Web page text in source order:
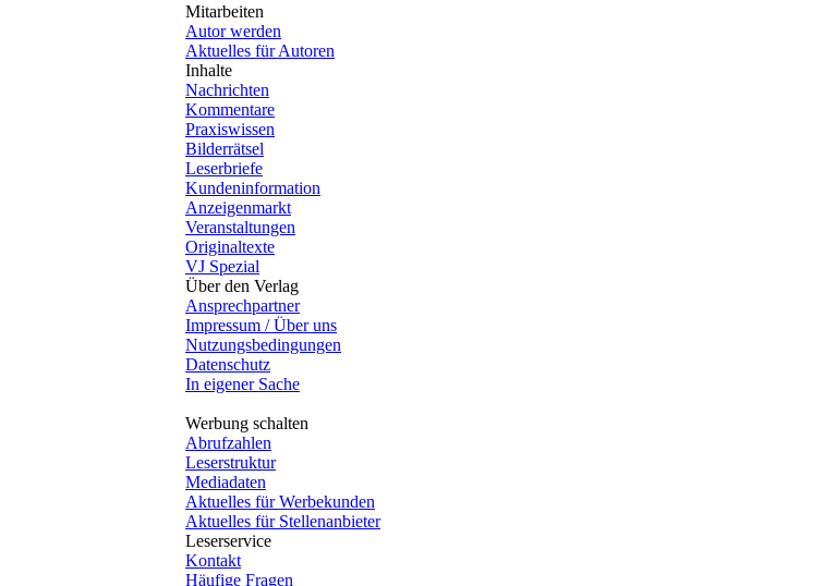
Mitarbeiten
Autor werden
Aktuelles für Autoren
Inhalte
Nachrichten
Kommentare
Praxiswissen
Bilderrätsel
Leserbriefe
Kundeninformation
Anzeigenmarkt
Veranstaltungen
Originaltexte
VJ Spezial
Über den Verlag
Ansprechpartner
Impressum / Über uns
Nutzungsbedingungen
Datenschutz
In eigener Sache
Werbung schalten
Abrufzahlen
Leserstruktur
Mediadaten
Aktuelles für Werbekunden
Aktuelles für Stellenanbieter
Leserservice
Kontakt
Häufige Fragen